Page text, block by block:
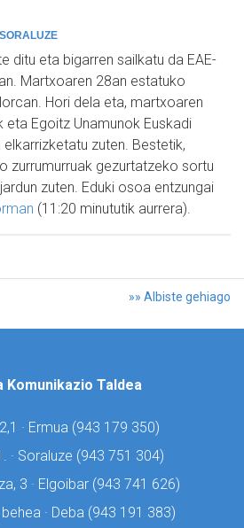
SORALUZE
ditu eta bigarren sailkatu da EAE-
Martxoaren 28an estatuko
Hori dela eta, martxoaren
eta Egoitz Unamunok Euskadi
elkarrizketatu zuten. Bestetik,
zurrumurruak gezurtatzeko sortu
zuten. Eduki osoa entzungai
(11:20 minututik aurrera).
»» Albiste gehiago
Komunikazio Taldea
· Ermua (943 179 350)
· Soraluze (943 751 304)
3 · Elgoibar (943 741 626)
· Deba (943 191 383)